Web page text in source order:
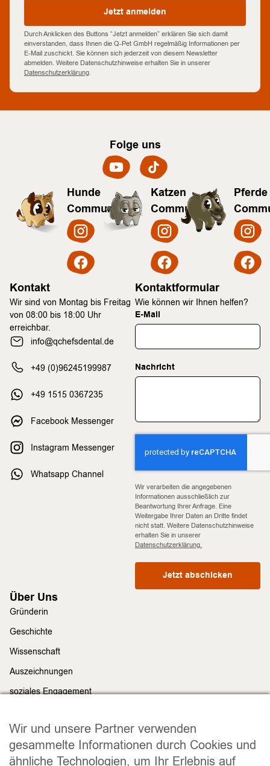
Jetzt anmelden
Durch Anklicken des Buttons “Jetzt anmelden” erklären Sie sich damit
einverstanden, dass Ihnen die Q-Pet GmbH regelmäßig Informationen per
E-Mail zuschickt. Sie können sich jederzeit von diesem Newsletter
abmelden. Weitere Datenschutzhinweise erhalten Sie in unserer
Datenschutzerklärung.
Folge uns
Hunde
Community
Katzen
Community
Pferde
Kontakt
Wir sind von Montag bis Freitag
von 08:00 bis 18:00 Uhr
erreichbar.
info@qchefsdental.de
+49 (0)96245199987
+49 1515 0367235
Facebook Messenger
Instagram Messenger
Whatsapp Channel
Kontaktformular
Wie können wir Ihnen helfen?
E-Mail
Nachricht
Wir verarbeiten die angegebenen
Informationen ausschließlich zur
Beantwortung Ihrer Anfrage. Eine
Weitergabe Ihrer Daten an Dritte findet
nicht statt. Weitere Datenschutzhinweise
erhalten Sie in unserer
Datenschutzerklärung.
Jetzt abschicken
Über Uns
Gründerin
Geschichte
Wissenschaft
Auszeichnungen
soziales Engagement
Rechtliches
Impressum
Datenschutz
Wir und unsere Partner verwenden
gesammelte Informationen durch Cookies und
ähnliche Technologien, um Ihr Erlebnis auf